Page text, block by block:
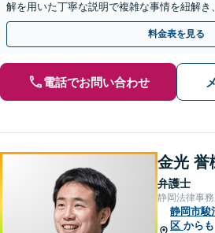
解を用いた丁寧な説明で複雑な事情を紐解き
満な解決へ導きます。【東海エリア・神奈川
料金表を見る
電話でお問い合わせ
金光 誉
弁護士
静岡法律事
静岡市駿
区 からも